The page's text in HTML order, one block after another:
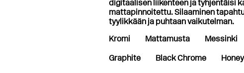
digitaalisen liikenteen ja tyhjentäisi
mattapinnoitettu. Silaaminen
tyylikkään ja puhtaan vaikutelman.
Kromi
Mattamusta Messinki
Graphite Black Chrome